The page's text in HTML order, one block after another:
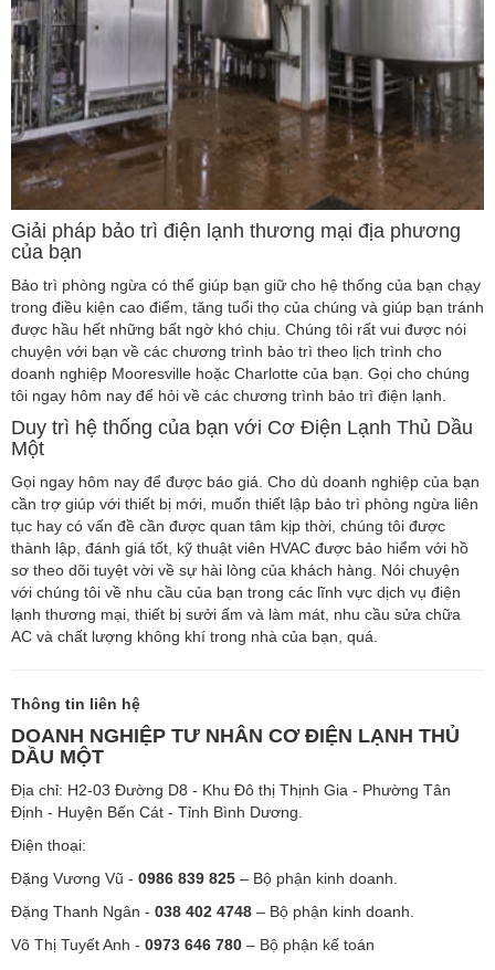
Giải pháp bảo trì điện lạnh thương mại địa phương
của bạn
Bảo trì phòng ngừa có thể giúp bạn giữ cho hệ thống của bạn chạy
trong điều kiện cao điểm, tăng tuổi thọ của chúng và giúp bạn tránh
được hầu hết những bất ngờ khó chịu. Chúng tôi rất vui được nói
chuyện với bạn về các chương trình bảo trì theo lịch trình cho
doanh nghiệp Mooresville hoặc Charlotte của bạn. Gọi cho chúng
tôi ngay hôm nay để hỏi về các chương trình bảo trì điện lạnh.
Duy trì hệ thống của bạn với Cơ Điện Lạnh Thủ Dầu
Một
Gọi ngay hôm nay để được báo giá. Cho dù doanh nghiệp của bạn
cần trợ giúp với thiết bị mới, muốn thiết lập bảo trì phòng ngừa liên
tục hay có vấn đề cần được quan tâm kịp thời, chúng tôi được
thành lập, đánh giá tốt, kỹ thuật viên HVAC được bảo hiểm với hồ
sơ theo dõi tuyệt vời về sự hài lòng của khách hàng. Nói chuyện
với chúng tôi về nhu cầu của bạn trong các lĩnh vực dịch vụ điện
lạnh thương mại, thiết bị sưởi ấm và làm mát, nhu cầu sửa chữa
AC và chất lượng không khí trong nhà của bạn, quá.
Thông tin liên hệ
DOANH NGHIỆP TƯ NHÂN CƠ ĐIỆN LẠNH THỦ
DẦU MỘT
Địa chỉ: H2-03 Đường D8 - Khu Đô thị Thịnh Gia - Phường Tân
Định - Huyện Bến Cát - Tỉnh Bình Dương.
Điện thoại:
Đặng Vương Vũ - 0986 839 825 – Bộ phận kinh doanh.
Đặng Thanh Ngân - 038 402 4748 – Bộ phận kinh doanh.
Võ Thị Tuyết Anh - 0973 646 780 – Bộ phận kế toán